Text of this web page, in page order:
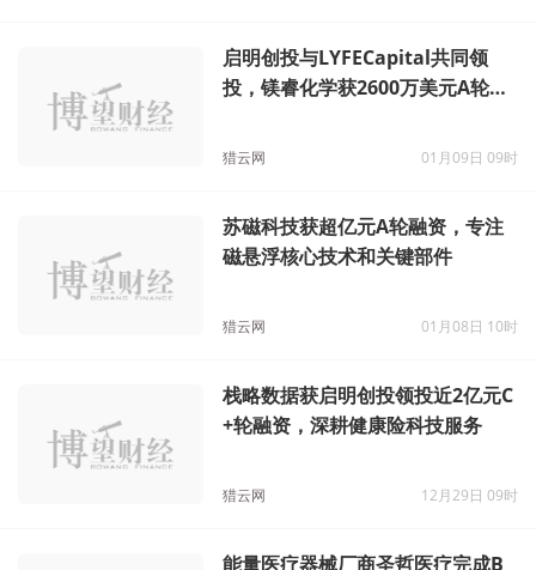
启明创投与LYFECapital共同领
投，镁睿化学获2600万美元A轮融
猎云网 01月09日 09时
苏磁科技获超亿元A轮融资，专注
磁悬浮核心技术和关键部件
猎云网 01月08日 10时
栈略数据获启明创投领投近2亿元C
+轮融资，深耕健康险科技服务
猎云网 12月29日 09时
能量医疗器械厂商圣哲医疗完成B